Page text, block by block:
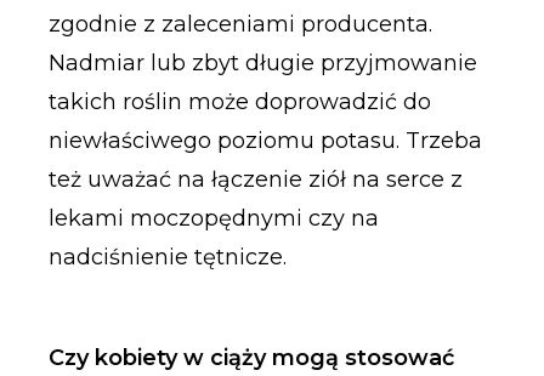
zgodnie z zaleceniami producenta.
Nadmiar lub zbyt długie przyjmowanie
takich roślin może doprowadzić do
niewłaściwego poziomu potasu. Trzeba
też uważać na łączenie ziół na serce z
lekami moczopędnymi czy na
nadciśnienie tętnicze.
Czy kobiety w ciąży mogą stosować